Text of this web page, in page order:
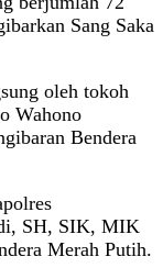
Sang Saka
oleh tokoh
Wahono
Bendera
SH, SIK, MIK
Merah Putih.